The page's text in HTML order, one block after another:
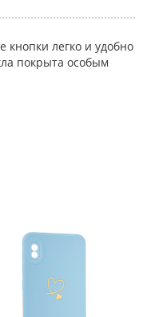
кнопки легко и удобно
покрыта особым